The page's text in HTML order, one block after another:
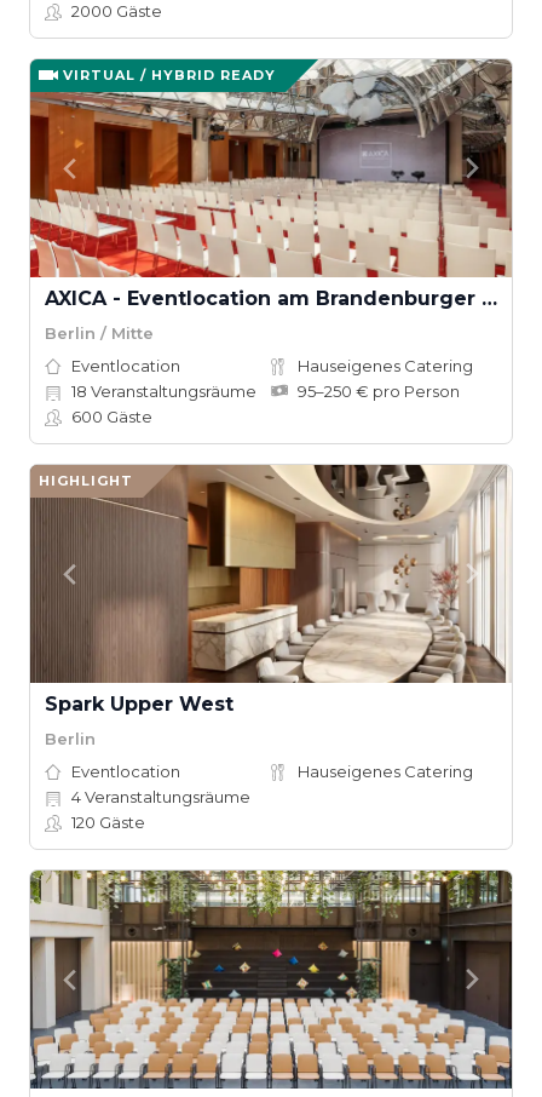
2000 Gäste
VIRTUAL / HYBRID READY
AXICA - Eventlocation am Brandenburger Tor
Berlin / Mitte
Eventlocation
Hauseigenes Catering
18 Veranstaltungsräume
95–250 € pro Person
600 Gäste
HIGHLIGHT
Spark Upper West
Berlin
Eventlocation
Hauseigenes Catering
4Veranstaltungsräume
120 Gäste